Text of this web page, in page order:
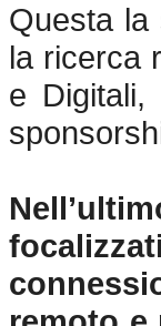
Questa la
la ricerca
e